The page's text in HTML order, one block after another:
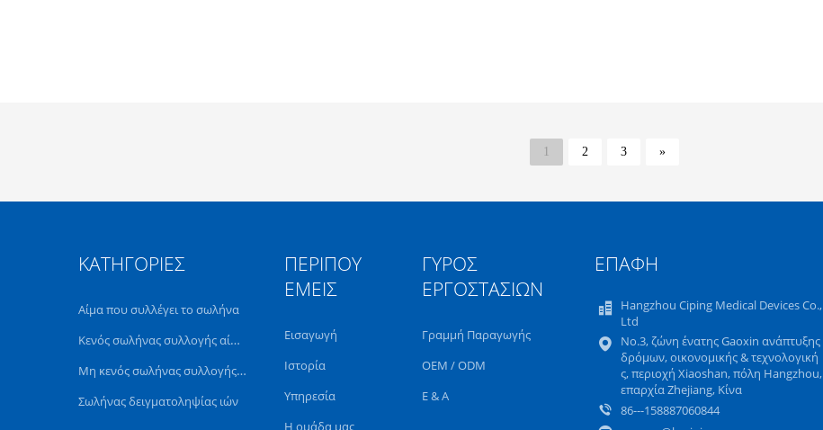
1 2 3 »
ΚΑΤΗΓΟΡΊΕΣ
Αίμα που συλλέγει το σωλήνα
Κενός σωλήνας συλλογής αίματος
Μη κενός σωλήνας συλλογής αίματος
Σωλήνας δειγματοληψίας ιών
ΠΕΡΊΠΟΥ
ΕΜΕΊΣ
Εισαγωγή
Ιστορία
Υπηρεσία
Η ομάδα μας
ΓΎΡΟΣ
ΕΡΓΟΣΤΑΣΊΩΝ
Γραμμή Παραγωγής
OEM / ODM
Ε & Α
ΕΠΑΦΉ
Hangzhou Ciping Medical Devices Co.,
Ltd
No.3, ζώνη ένατης Gaoxin ανάπτυξης
δρόμων, οικονομικής & τεχνολογική
ς, περιοχή Xiaoshan, πόλη Hangzhou,
επαρχία Zhejiang, Κίνα
86---158887060844